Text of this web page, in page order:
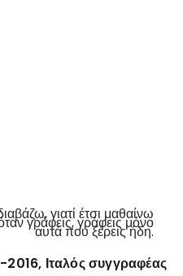
γιατί έτσι μαθαίνω
γράφεις, γράφεις μόνο
αυτά που ξέρεις ήδη.
Ιταλός συγγραφέας